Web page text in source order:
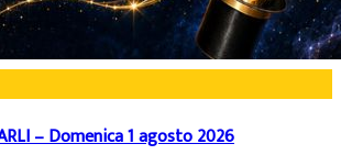
– Domenica 1 agosto 2026